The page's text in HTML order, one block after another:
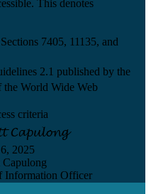
This denotes
7405, 11135, and
2.1 published by the
World Wide Web
criteria
2025
Capulong
Information Officer